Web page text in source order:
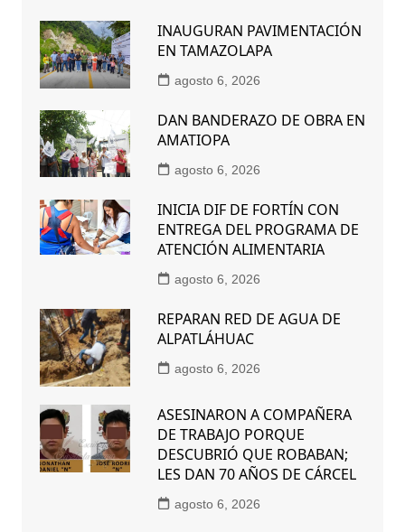
INAUGURAN PAVIMENTACIÓN
EN TAMAZOLAPA
agosto 6, 2026
DAN BANDERAZO DE OBRA EN
AMATIOPA
agosto 6, 2026
INICIA DIF DE FORTÍN CON
ENTREGA DEL PROGRAMA DE
ATENCIÓN ALIMENTARIA
agosto 6, 2026
REPARAN RED DE AGUA DE
ALPATLÁHUAC
agosto 6, 2026
ASESINARON A COMPAÑERA
DE TRABAJO PORQUE
DESCUBRIÓ QUE ROBABAN;
LES DAN 70 AÑOS DE CÁRCEL
agosto 6, 2026